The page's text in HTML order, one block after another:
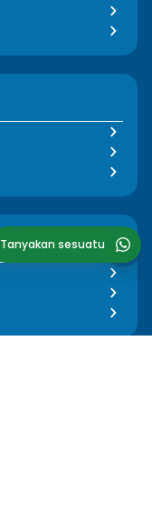
Tanyakan sesuatu